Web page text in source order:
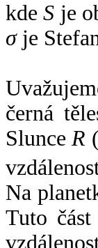
kdeS je
σje
černá
SlunceR
Na
Tuto